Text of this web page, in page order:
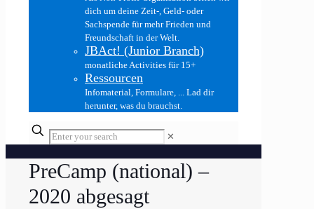
dich um deine Zeit-, Geld- oder
Sachspende für mehr Frieden und
Freundschaft in der Welt.
JBAct! (Junior Branch)
monatliche Activities für 15+
Ressourcen
Infomaterial, Formulare, ... Lad dir
herunter, was du brauchst.
✕
PreCamp (national) –
2020 abgesagt